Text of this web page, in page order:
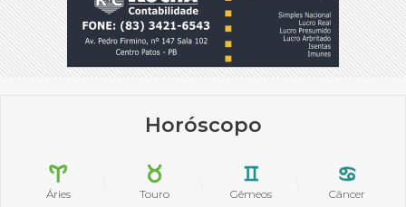
Horóscopo
Áries Touro Gêmeos Câncer